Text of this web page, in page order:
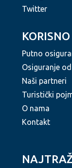
Twitter
KORISNO
Putno
Osiguranje
Naši partneri
Turistički
O nama
Kontakt